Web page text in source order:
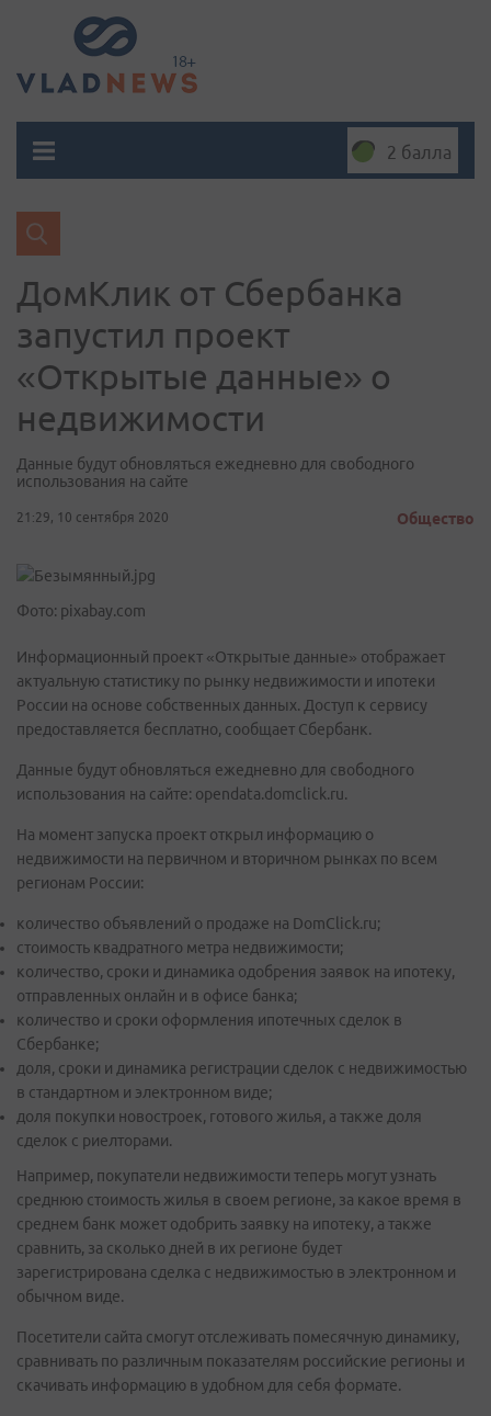
2 балла
ДомКлик от Сбербанка
запустил проект
«Открытые данные» о
недвижимости
Данные будут обновляться ежедневно для свободного
использования на сайте
21:29, 10 сентября 2020 Общество
Фото: pixabay.com
Информационный проект «Открытые данные» отображает
актуальную статистику по рынку недвижимости и ипотеки
России на основе собственных данных. Доступ к сервису
предоставляется бесплатно, сообщает Сбербанк.
Данные будут обновляться ежедневно для свободного
использования на сайте: opendata.domclick.ru.
На момент запуска проект открыл информацию о
недвижимости на первичном и вторичном рынках по всем
регионам России:
количество объявлений о продаже на DomClick.ru;
стоимость квадратного метра недвижимости;
количество, сроки и динамика одобрения заявок на ипотеку,
отправленных онлайн и в офисе банка;
количество и сроки оформления ипотечных сделок в
Сбербанке;
доля, сроки и динамика регистрации сделок с недвижимостью
в стандартном и электронном виде;
доля покупки новостроек, готового жилья, а также доля
сделок с риелторами.
Например, покупатели недвижимости теперь могут узнать
среднюю стоимость жилья в своем регионе, за какое время в
среднем банк может одобрить заявку на ипотеку, а также
сравнить, за сколько дней в их регионе будет
зарегистрирована сделка с недвижимостью в электронном и
обычном виде.
Посетители сайта смогут отслеживать помесячную динамику,
сравнивать по различным показателям российские регионы и
скачивать информацию в удобном для себя формате.